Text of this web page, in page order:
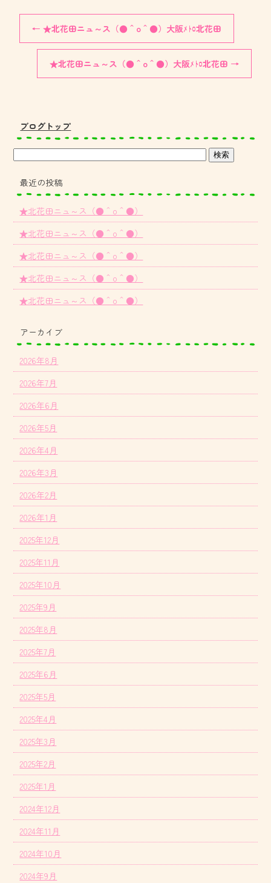
← ★北花田ニュ～ス（●＾o＾●）大阪ﾒﾄﾛ北花田
★北花田ニュ～ス（●＾o＾●）大阪ﾒﾄﾛ北花田 →
ブログトップ
最近の投稿
★北花田ニュ～ス（●＾o＾●）
★北花田ニュ～ス（●＾o＾●）
★北花田ニュ～ス（●＾o＾●）
★北花田ニュ～ス（●＾o＾●）
★北花田ニュ～ス（●＾o＾●）
アーカイブ
2026年8月
2026年7月
2026年6月
2026年5月
2026年4月
2026年3月
2026年2月
2026年1月
2025年12月
2025年11月
2025年10月
2025年9月
2025年8月
2025年7月
2025年6月
2025年5月
2025年4月
2025年3月
2025年2月
2025年1月
2024年12月
2024年11月
2024年10月
2024年9月